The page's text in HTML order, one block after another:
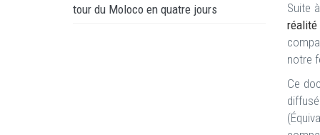
tour du Moloco en quatre jours
Suite
notre
Ce